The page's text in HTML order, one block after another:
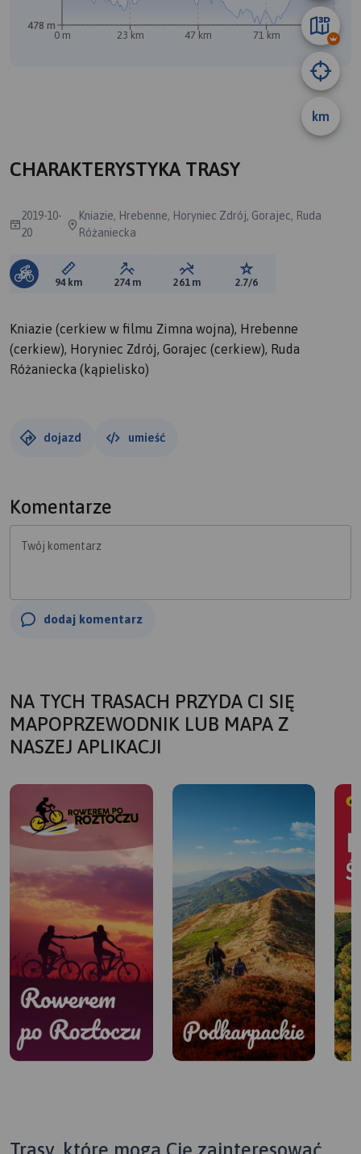
km
0 m 23 km 47 km 71 km 94 km
478 m
CHARAKTERYSTYKA TRASY
2019-10-
20
Kniazie, Hrebenne, Horyniec Zdrój, Gorajec, Ruda
Różaniecka
Długość trasy:
94 km Suma przewyższeń:
274 m Suma spadków:
261 m Ocena trasy:
2.7/6
Kniazie (cerkiew w filmu Zimna wojna), Hrebenne
(cerkiew), Horyniec Zdrój, Gorajec (cerkiew), Ruda
Różaniecka (kąpielisko)
dojazd umieść
Komentarze
Twój komentarz
dodaj komentarz
NA TYCH TRASACH PRZYDA CI SIĘ
MAPOPRZEWODNIK LUB MAPA Z
NASZEJ APLIKACJI
Trasy, które mogą Cię zainteresować